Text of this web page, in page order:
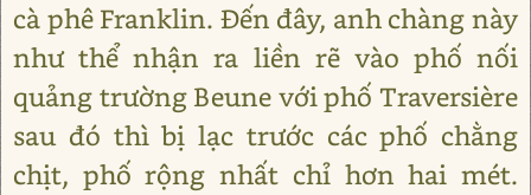
cà phê Franklin. Đến đây, anh chàng này
như thể nhận ra liền rẽ vào phố nối
quảng trường Beune với phố Traversière
sau đó thì bị lạc trước các phố chằng
chịt, phố rộng nhất chỉ hơn hai mét.